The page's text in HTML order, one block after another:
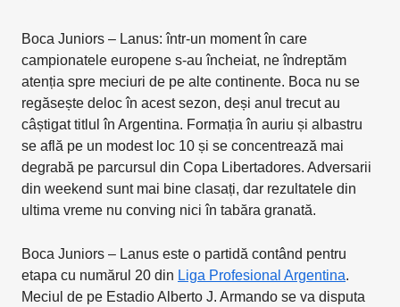
Boca Juniors – Lanus: într-un moment în care
campionatele europene s-au încheiat, ne îndreptăm
atenția spre meciuri de pe alte continente. Boca nu se
regăsește deloc în acest sezon, deși anul trecut au
câștigat titlul în Argentina. Formația în auriu și albastru
se află pe un modest loc 10 și se concentrează mai
degrabă pe parcursul din Copa Libertadores. Adversarii
din weekend sunt mai bine clasați, dar rezultatele din
ultima vreme nu conving nici în tabăra granată.
Boca Juniors – Lanus este o partidă contând pentru
etapa cu numărul 20 din Liga Profesional Argentina.
Meciul de pe Estadio Alberto J. Armando se va disputa